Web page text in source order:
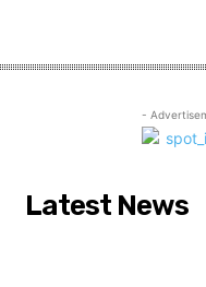
-
Latest News